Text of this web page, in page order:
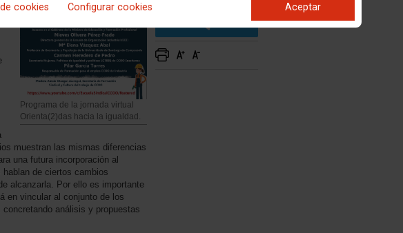
cookies Configurar cookies Aceptar
Programa de la jornada virtual
Orienta(2)das hacia la igualdad.
muestran las mismas diferencias
una futura incorporación al
de ciertos cambios
alcanzarla. Por ello es importante
en vincular al conjunto de los
análisis y propuestas